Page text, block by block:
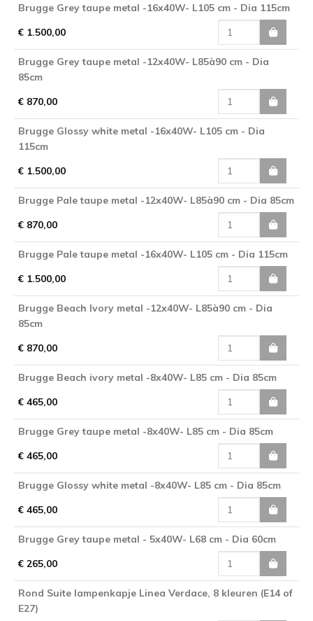
Brugge Grey taupe metal -16x40W- L105 cm - Dia 115cm
€ 1.500,00
Brugge Grey taupe metal -12x40W- L85à90 cm - Dia
85cm
€ 870,00
Brugge Glossy white metal -16x40W- L105 cm - Dia
115cm
€ 1.500,00
Brugge Pale taupe metal -12x40W- L85à90 cm - Dia 85cm
€ 870,00
Brugge Pale taupe metal -16x40W- L105 cm - Dia 115cm
€ 1.500,00
Brugge Beach Ivory metal -12x40W- L85à90 cm - Dia
85cm
€ 870,00
Brugge Beach ivory metal -8x40W- L85 cm - Dia 85cm
€ 465,00
Brugge Grey taupe metal -8x40W- L85 cm - Dia 85cm
€ 465,00
Brugge Glossy white metal -8x40W- L85 cm - Dia 85cm
€ 465,00
Brugge Grey taupe metal - 5x40W- L68 cm - Dia 60cm
€ 265,00
Rond Suite lampenkapje Linea Verdace, 8 kleuren (E14 of
E27)